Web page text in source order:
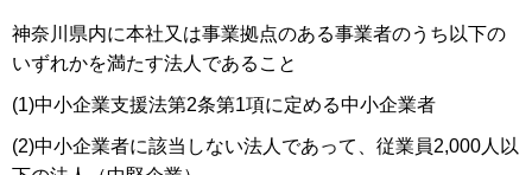
神奈川県内に本社又は事業拠点のある事業者のうち以下の
いずれかを満たす法人であること
(1)中小企業支援法第2条第1項に定める中小企業者
(2)中小企業者に該当しない法人であって、従業員2,000人以